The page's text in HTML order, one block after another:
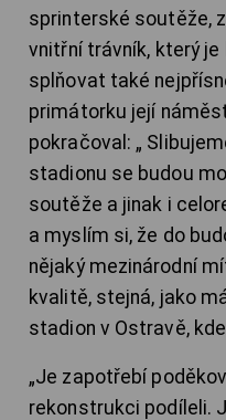
sprinterské soutěže,
vnitřní trávník, který
splňovat také
primátorku její
pokračoval: „
stadionu se budou
soutěže a jinak i
a myslím si, že do
nějaký mezinárodní
kvalitě, stejná, jako
stadion v Ostravě,
„Je zapotřebí
rekonstrukci podíleli.